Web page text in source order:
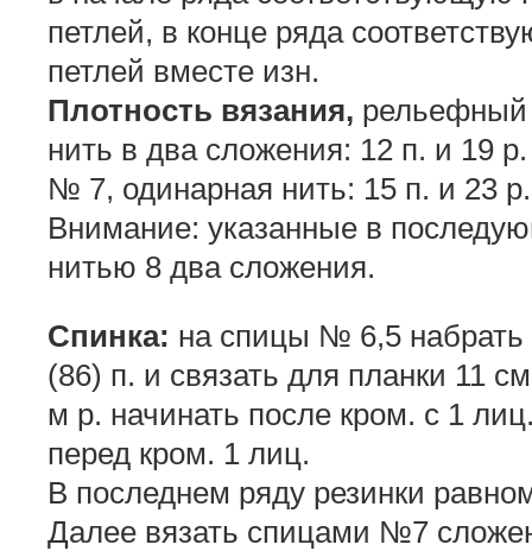
петлей, в конце ряда
петлей вместе изн.
Плотность вязания,
нить в два сложения: 12 п. и 19
№ 7, одинарная нить: 15 п. и 23
Внимание: указанные в
нитью 8 два сложения.
Спинка: на спицы № 6,5
(86) п. и связать для планки 11
м р. начинать после кром. с 1
перед кром. 1 лиц.
В последнем ряду резинки
Далее вязать спицами №7